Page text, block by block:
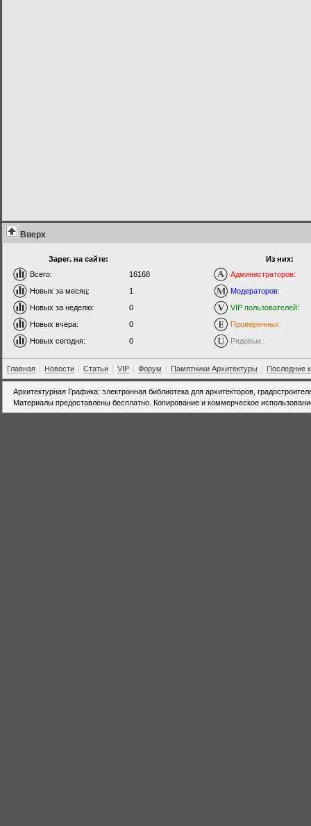
Вверх
Зарег. на сайте:
Всего:
16168
Новых за месяц:
1
Новых за неделю:
0
Новых вчера:
0
Новых сегодня:
0
Из них:
Администраторов:
Модераторов:
VIP пользователей:
Проверенных:
Рядовых:
Главная | Новости | Статьи | VIP | Форум | Памятники Архитектуры | Последние
Архитектурная Графика: электронная библиотека для архитекторов,
Материалы предоставлены бесплатно. Копирование и коммерческое